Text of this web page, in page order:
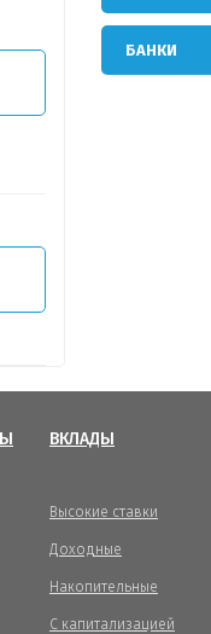
БАНКИ
ВКЛАДЫ
Высокие ставки
Доходные
Накопительные
С капитализацией